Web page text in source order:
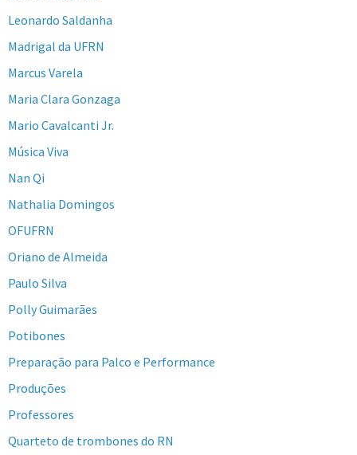
Leonardo Saldanha
Madrigal da UFRN
Marcus Varela
Maria Clara Gonzaga
Mario Cavalcanti Jr.
Música Viva
Nan Qi
Nathalia Domingos
OFUFRN
Oriano de Almeida
Paulo Silva
Polly Guimarães
Potibones
Preparação para Palco e Performance
Produções
Professores
Quarteto de trombones do RN